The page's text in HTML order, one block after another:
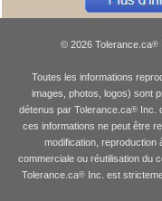
© 2026 Tolerance.ca®
Toutes les informations
images, photos, logos) sont
détenus par Tolerance.ca® Inc.
ces informations ne peut être
modification, reproduction
commerciale ou réutilisation du
Tolerance.ca® Inc. est